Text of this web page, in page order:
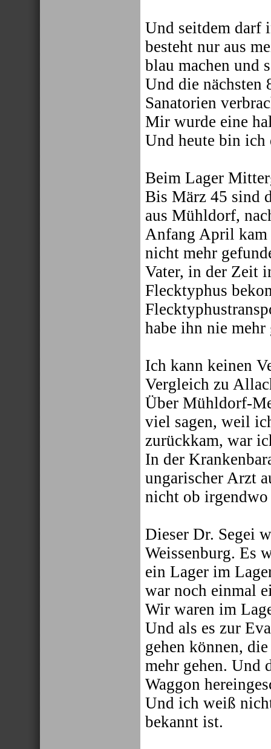
Und seitdem darf
besteht nur aus
blau machen und
Und die nächsten
Sanatorien
Mir wurde eine
Und heute bin ich
Beim Lager
Bis März 45 sind
aus Mühldorf,
Anfang April kam
nicht mehr
Vater, in der Zeit
Flecktyphus
habe ihn nie mehr
Ich kann keinen
Vergleich zu
Über Mühldorf-
viel sagen, weil
zurückkam, war
In der
ungarischer Arzt
nicht ob
Dieser Dr. Segei
Weissenburg. Es
ein Lager im
war noch einmal
Wir waren im
Und als es zur
gehen können,
mehr gehen. Und
Waggon
Und ich weiß
bekannt ist.